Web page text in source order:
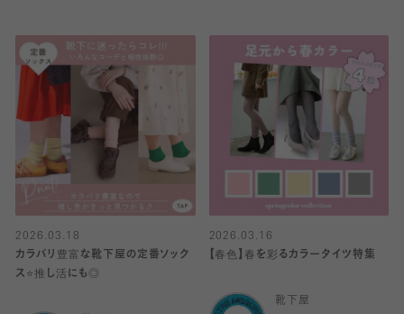
2026.03.18
カラバリ豊富な靴下屋の定番ソック
ス⭐️推し活にも◎
2026.03.16
【春色】春を彩るカラータイツ特集
靴下屋